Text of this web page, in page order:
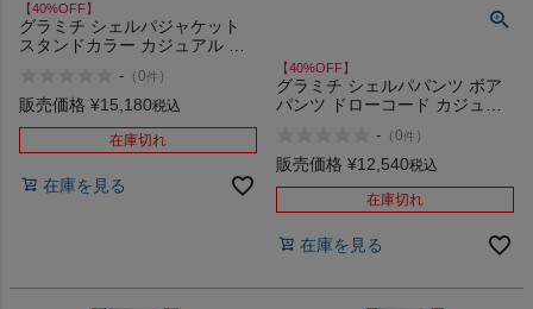
【40%OFF】
グラミチ シェルパジャケット
スタンドカラー カジュアル パ
JACKET アウトレット セール
- （0件 ）
販売価格 ¥15,180税込
在庫切れ
在庫を見る
【40%OFF】
グラミチ シェルパパンツ ボア
パンツ ドローコード カジュア
PANT アウトレット セール
- （0件 ）
販売価格 ¥12,540税込
在庫切れ
在庫を見る